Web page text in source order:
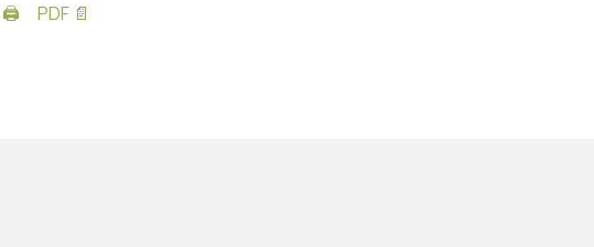
🖨 PDF 📄